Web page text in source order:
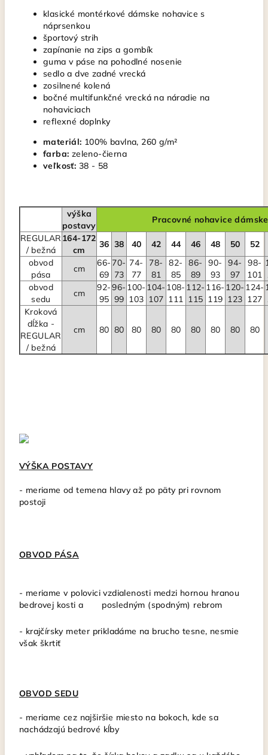
klasické montérkové dámske nohavice s
náprsenkou
športový strih
zapínanie na zips a gombík
guma v páse na pohodlné nosenie
sedlo a dve zadné vrecká
zosilnené kolená
bočné multifunkčné vrecká na náradie na
nohaviciach
reflexné doplnky
materiál: 100% bavlna, 260 g/m²
farba: zeleno-čierna
veľkosť: 38 - 58
výška
postavy
Pracovné nohavice dámske
REGULAR
/ bežná
164-172
cm
36 38 40 42 44 46 48 50
52
obvod
pása
cm
66-
69
70-
73
74-
77
78-
81
82-
85
86-
89
90-
93
94-
97
98-
101
obvod
sedu
cm
92-
95
96-
99
100-
103
104-
107
108-
111
112-
115
116-
119
120-
123
124-
127
Kroková
dĺžka -
REGULAR
/ bežná
cm 80 80 80 80 80 80 80 80 80
VÝŠKA POSTAVY
- meriame od temena hlavy až po päty pri rovnom
postoji
OBVOD PÁSA
- meriame v polovici vzdialenosti medzi hornou hranou
bedrovej kosti a posledným (spodným) rebrom
- krajčírsky meter prikladáme na brucho tesne, nesmie
však škrtiť
OBVOD SEDU
- meriame cez najširšie miesto na bokoch, kde sa
nachádzajú bedrové kĺby